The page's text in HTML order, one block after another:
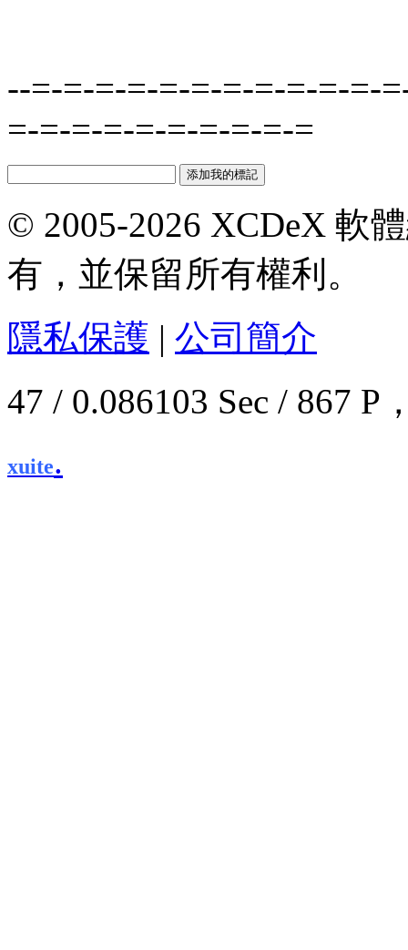
--=-=-=-=-=-=-=-=-=-=-=-
=-=-=-=-=-=-=-=-=-=
© 2005-2026 XCDeX 軟
有，並保留所有權利。
隱私保護 | 公司簡介
47 / 0.086103 Sec / 867
xuite.